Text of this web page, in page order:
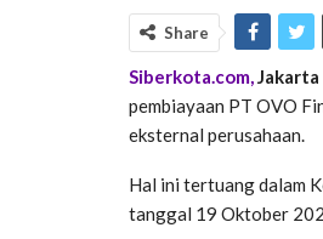
Share
Siberkota.com,Jakarta
pembiayaan PT OVO
eksternal perusahaan.
Hal ini tertuang dalam
tanggal 19 Oktober